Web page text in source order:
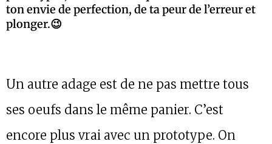
ton envie de perfection, de ta peur de l’erreur et
plonger.😉
Un autre adage est de ne pas mettre tous
ses oeufs dans le même panier. C’est
encore plus vrai avec un prototype. On